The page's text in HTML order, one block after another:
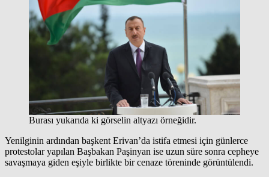
Burası yukarıda ki görselin altyazı örneğidir.
Yenilginin ardından başkent Erivan’da istifa etmesi için günlerce
protestolar yapılan Başbakan Paşinyan ise uzun süre sonra cepheye
savaşmaya giden eşiyle birlikte bir cenaze töreninde görüntülendi.